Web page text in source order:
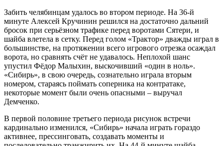
Забить челябинцам удалось во втором периоде. На 36-й
минуте Алексей Кручинин решился на достаточно дальний
бросок при серьёзном трафике перед воротами Сятери, и
шайба влетела в сетку. Перед голом «Трактор» дважды играл в
большинстве, на протяжении всего игрового отрезка осаждал
ворота, но сравнять счёт не удавалось. Неплохой шанс
упустил Фёдор Малыхин, выскочивший «один в ноль».
«Сибирь», в свою очередь, сознательно играла вторым
номером, стараясь поймать соперника на контратаке,
некоторые момент были очень опасными – выручал
Демченко.
В первой половине третьего периода рисунок встречи
кардинально изменился, «Сибирь» начала играть гораздо
активнее, прессинговать, создавать моменты и